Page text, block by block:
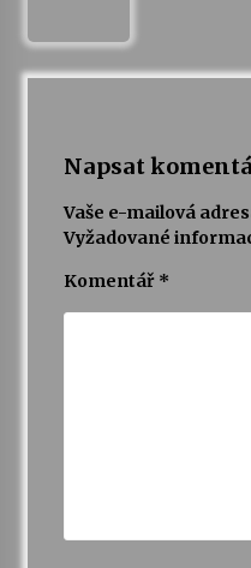
Napsat
Vaše e-mailová
Vyžadované
Komentář *